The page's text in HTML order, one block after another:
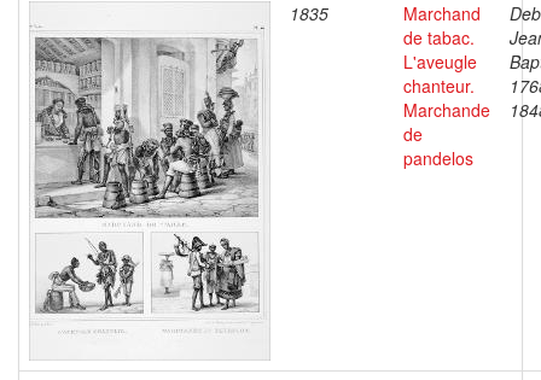
1835
Marchand
de tabac.
L'aveugle
chanteur.
Marchande
de
pandelos